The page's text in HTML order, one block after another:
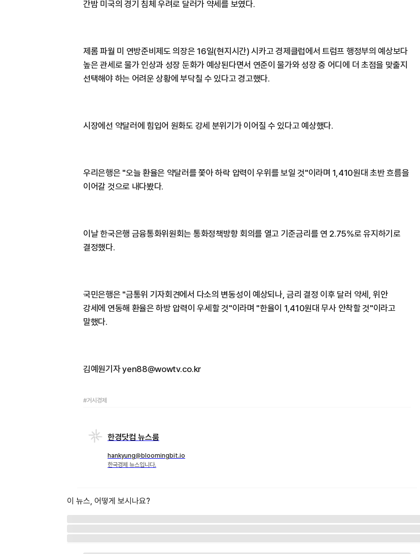
간밤 미국의 경기 침체 우려로 달러가 약세를 보였다.
제롬 파월 미 연방준비제도 의장은 16일(현지시간) 시카고 경제클럽에서 트럼프 행정부의 예상보다
높은 관세로 물가 인상과 성장 둔화가 예상된다면서 연준이 물가와 성장 중 어디에 더 초점을 맞출지
선택해야 하는 어려운 상황에 부닥칠 수 있다고 경고했다.
시장에선 약달러에 힘입어 원화도 강세 분위기가 이어질 수 있다고 예상했다.
우리은행은 "오늘 환율은 약달러를 쫓아 하락 압력이 우위를 보일 것"이라며 1,410원대 초반 흐름을
이어갈 것으로 내다봤다.
이날 한국은행 금융통화위원회는 통화정책방향 회의를 열고 기준금리를 연 2.75%로 유지하기로
결정했다.
국민은행은 "금통위 기자회견에서 다소의 변동성이 예상되나, 금리 결정 이후 달러 약세, 위안
강세에 연동해 환율은 하방 압력이 우세할 것"이라며 "한율이 1,410원대 무사 안착할 것"이라고
말했다.
김예원기자 yen88@wowtv.co.kr
#거시경제
한경닷컴 뉴스룸
hankyung@bloomingbit.io
한국경제 뉴스입니다.
이 뉴스, 어떻게 보시나요?